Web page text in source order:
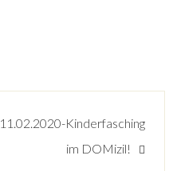
11.02.2020-Kinderfasching
im DOMizil!